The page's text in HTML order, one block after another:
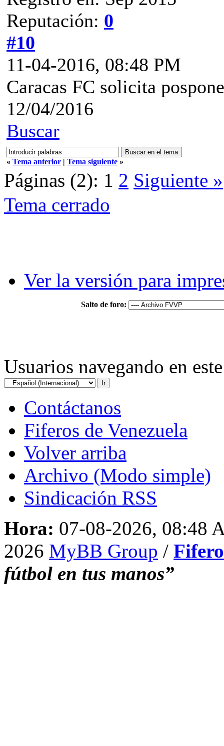
Reputación: 0
#10
11-04-2016, 08:48 PM
Caracas FC solicita
12/04/2016
Buscar
« Tema anterior | Tema siguiente »
Páginas (2): 1 2 Siguiente »
Tema cerrado
Ver la versión para
Salto de foro:
Usuarios navegando en
Contáctanos
Fiferos de Venezuela
Volver arriba
Archivo (Modo simple)
Sindicación RSS
Hora: 07-08-2026, 08:48
2026 MyBB Group /
fútbol en tus manos”